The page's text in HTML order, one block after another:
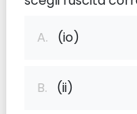
A. (io)
B. (ii)